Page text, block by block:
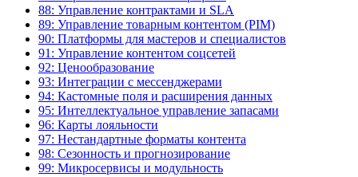
88: Управление контрактами и SLA
89: Управление товарным контентом (PIM)
90: Платформы для мастеров и специалистов
91: Управление контентом соцсетей
92: Ценообразование
93: Интеграции с мессенджерами
94: Кастомные поля и расширения данных
95: Интеллектуальное управление запасами
96: Карты лояльности
97: Нестандартные форматы контента
98: Сезонность и прогнозирование
99: Микросервисы и модульность